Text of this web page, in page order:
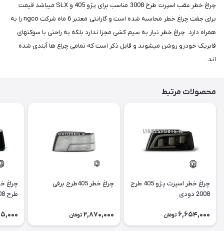
چراغ خطر عقب اسپرت طرح 3008 مناسب برای پژو 405 و SLX میباشد قیمت
برای جفت چراغ خطر محاسبه شده است و گارانتی معتبر 6 ماه شرکت ngco را به
همراه دارد. چراغ خطر نیاز به سیم کشی مجزا ندارد بلکه به راحتی با سوکتهای
فابریک خودرو روشن میشوند و قابل ذکر است که تمامی چراغ ها آبندی شده
اند.
محصولات مرتبط
چراغ خطر اسپرت پژو 405 طرح
2008 دودی
6,654,000 تومان
چراغ خطر 405طرح برفی
2,870,000 تومان
طرح 3008 دودی